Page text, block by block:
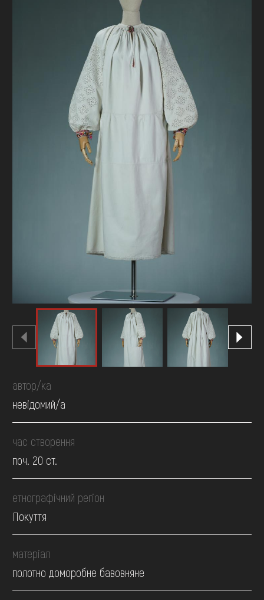
автор/ка
невідомий/а
час створення
поч. 20 ст.
етнографічний регіон
Покуття
матеріал
полотно доморобне бавовняне